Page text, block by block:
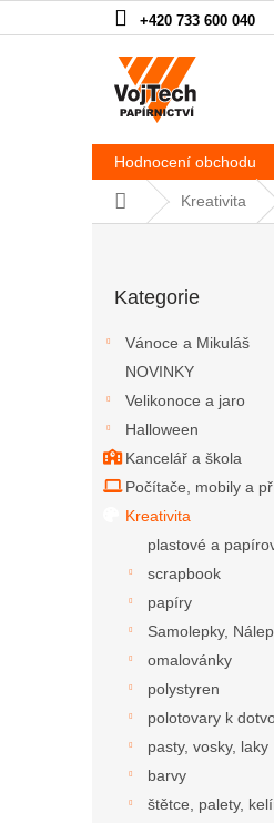
+420 733 600 040
Hodnocení obchodu
Domů Kreativita
Kategorie
Vánoce a Mikuláš
NOVINKY
Velikonoce a jaro
Halloween
Kancelář a škola
Počítače, mobily a
Kreativita
plastové a
scrapbook
papíry
Samolepky,
omalovánky
polystyren
polotovary k
pasty, vosky, laky
barvy
štětce, palety,